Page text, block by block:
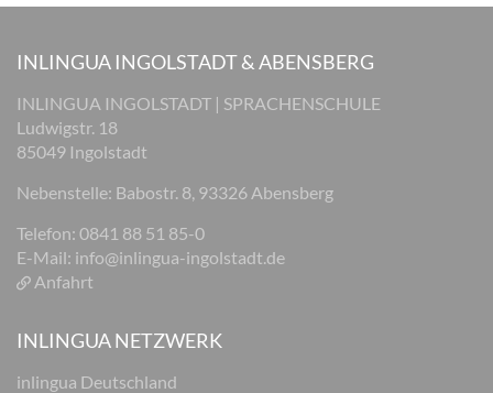
INLINGUA INGOLSTADT & ABENSBERG
INLINGUA INGOLSTADT | SPRACHENSCHULE
Ludwigstr. 18
85049 Ingolstadt
Nebenstelle: Babostr. 8, 93326 Abensberg
Telefon: 0841 88 51 85-0
E-Mail: info@inlingua-ingolstadt.de
Anfahrt
INLINGUA NETZWERK
inlingua Deutschland